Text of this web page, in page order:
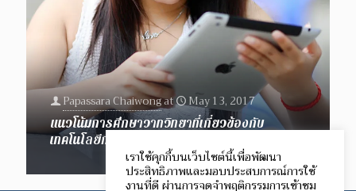
Papassara Chaiwongat
May 13, 2017
แนวโน้มการศึกษาวาทวิทยาที่เกี่ยวข้องกับ
เทคโนโลยีการสื่อสารในยุคโลกาภิวัตน์
เราใช้คุกกี้บนเว็บไซต์นี้เพื่อพัฒนา
ประสิทธิภาพและมอบประสบการณ์การใช้
งานที่ดี ผ่านการจดจำพฤติกรรมการเข้าชม